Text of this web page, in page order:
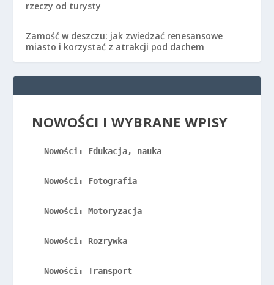
rzeczy od turysty
Zamość w deszczu: jak zwiedzać renesansowe
miasto i korzystać z atrakcji pod dachem
NOWOŚCI I WYBRANE WPISY
Nowości: Edukacja, nauka
Nowości: Fotografia
Nowości: Motoryzacja
Nowości: Rozrywka
Nowości: Transport